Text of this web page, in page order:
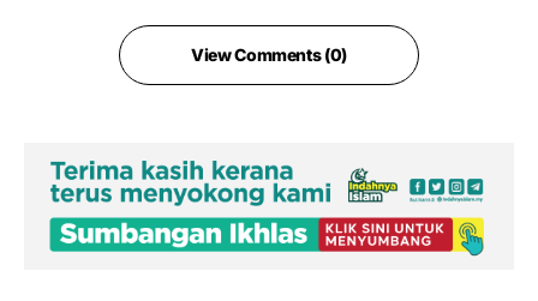
View Comments (0)